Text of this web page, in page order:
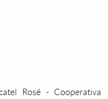
Rosé - Cooperativa